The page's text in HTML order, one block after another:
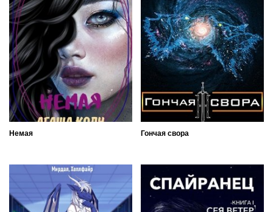
Немая Гончая свора